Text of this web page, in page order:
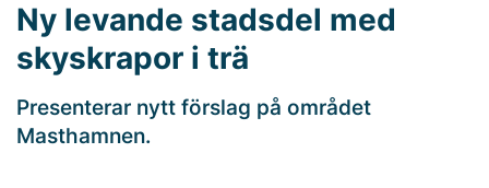
Ny levande stadsdel med
skyskrapor i trä
Presenterar nytt förslag på området
Masthamnen.